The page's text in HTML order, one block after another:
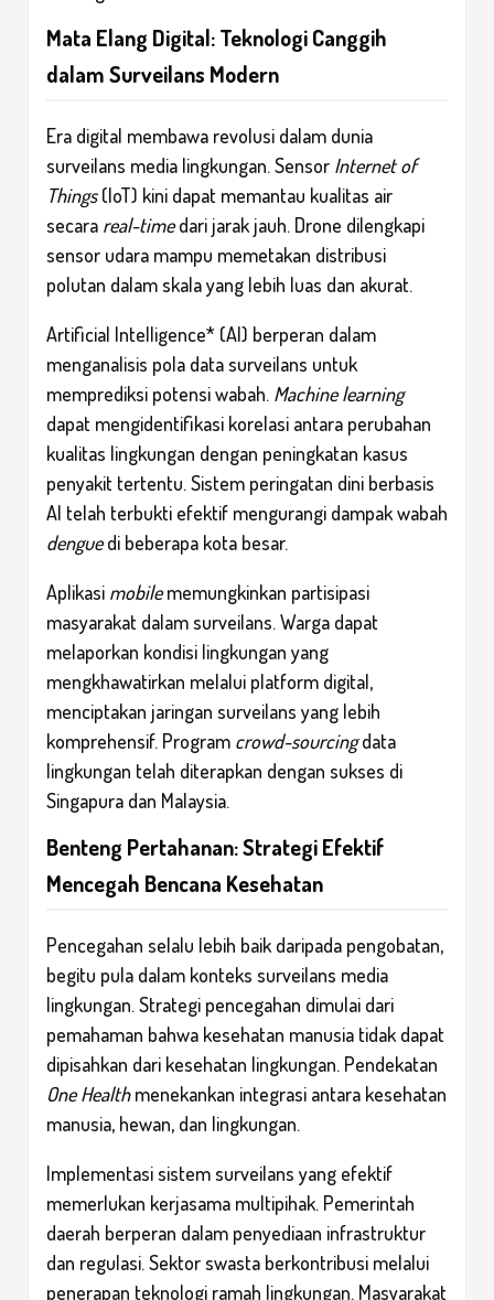
Mata Elang Digital: Teknologi Canggih
dalam Surveilans Modern
Era digital membawa revolusi dalam dunia
surveilans media lingkungan. Sensor Internet of
Things(IoT) kini dapat memantau kualitas air
secara real-timedari jarak jauh. Drone dilengkapi
sensor udara mampu memetakan distribusi
polutan dalam skala yang lebih luas dan akurat.
Artificial Intelligence* (AI) berperan dalam
menganalisis pola data surveilans untuk
memprediksi potensi wabah. Machine learning
dapat mengidentifikasi korelasi antara perubahan
kualitas lingkungan dengan peningkatan kasus
penyakit tertentu. Sistem peringatan dini berbasis
AI telah terbukti efektif mengurangi dampak wabah
denguedi beberapa kota besar.
Aplikasi mobilememungkinkan partisipasi
masyarakat dalam surveilans. Warga dapat
melaporkan kondisi lingkungan yang
mengkhawatirkan melalui platform digital,
menciptakan jaringan surveilans yang lebih
komprehensif. Program crowd-sourcingdata
lingkungan telah diterapkan dengan sukses di
Singapura dan Malaysia.
Benteng Pertahanan: Strategi Efektif
Mencegah Bencana Kesehatan
Pencegahan selalu lebih baik daripada pengobatan,
begitu pula dalam konteks surveilans media
lingkungan. Strategi pencegahan dimulai dari
pemahaman bahwa kesehatan manusia tidak dapat
dipisahkan dari kesehatan lingkungan. Pendekatan
One Healthmenekankan integrasi antara kesehatan
manusia, hewan, dan lingkungan.
Implementasi sistem surveilans yang efektif
memerlukan kerjasama multipihak. Pemerintah
daerah berperan dalam penyediaan infrastruktur
dan regulasi. Sektor swasta berkontribusi melalui
penerapan teknologi ramah lingkungan. Masyarakat